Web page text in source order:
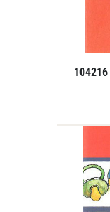
104216